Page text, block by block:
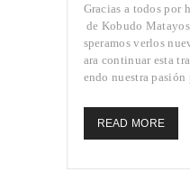
Gracias a todos por
de Kobudo
speramos verlos
ara continuar esta
endo nuestra pasión
READ MORE